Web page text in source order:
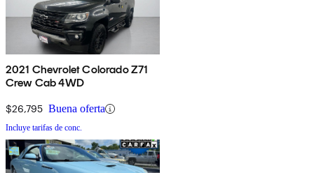
2021 Chevrolet Colorado Z71
Crew Cab 4WD
$26,795 Buena oferta
Incluye tarifas de conc.